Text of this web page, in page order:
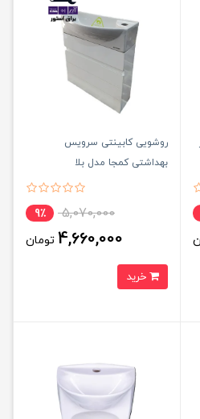
روشویی کابینتی سرویس
بهداشتی کمجا مدل بلا
5,070,000 9٪
4,660,000 تومان